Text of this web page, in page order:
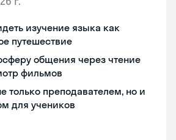
изучение языка как
путешествие
общения через чтение
фильмов
только преподавателем, но и
для учеников